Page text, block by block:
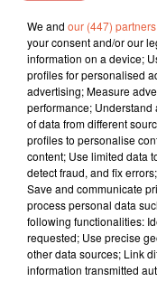
We and our (447) partners
your consent and/or our
information on a device;
profiles for personalised
advertising; Measure
performance;
of data from different
profiles to personalise
content; Use limited data
detect fraud, and fix
Save and communicate
process personal data
following functionalities:
requested; Use precise
other data sources; Link
information transmitted